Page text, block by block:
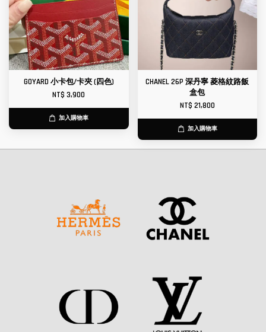
GOYARD 小卡包/卡夾 (四色)
NT$ 3,900
加入購物車
CHANEL 26P 深丹寧 菱格紋路飯
盒包
NT$ 21,800
加入購物車